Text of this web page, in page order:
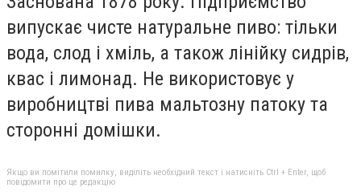
випускає чисте натуральне пиво: тільки
вода, слод і хміль, а також лінійку сидрів,
квас і лимонад. Не використовує у
виробництві пива мальтозну патоку та
сторонні домішки.
Якщо ви помітили помилку, виділіть необхідний текст і натисніть Ctrl + Enter, щоб
повідомити про це редакцію